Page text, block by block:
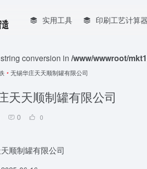
conversion in /www/wwwroot/
实用工具 印刷工艺计算器
• 无锡华庄天天顺制罐有限公司
天天顺制罐有限公司
0 0
顺制罐有限公司